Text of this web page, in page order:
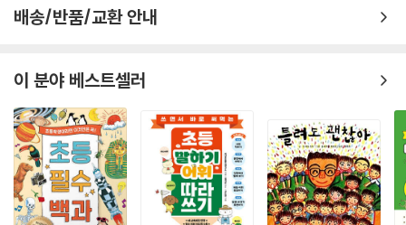
배송/반품/교환 안내
이 분야 베스트셀러